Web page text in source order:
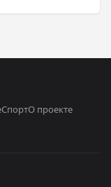
СпортО проекте